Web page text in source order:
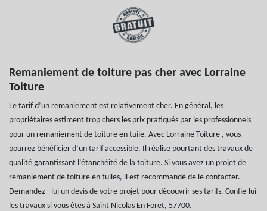
Remaniement de toiture pas cher avec Lorraine
Toiture
Le tarif d’un remaniement est relativement cher. En général, les
propriétaires estiment trop chers les prix pratiqués par les professionnels
pour un remaniement de toiture en tuile. Avec Lorraine Toiture , vous
pourrez bénéficier d’un tarif accessible. Il réalise pourtant des travaux de
qualité garantissant l’étanchéité de la toiture. Si vous avez un projet de
remaniement de toiture en tuiles, il est recommandé de le contacter.
Demandez –lui un devis de votre projet pour découvrir ses tarifs. Confie-lui
les travaux si vous êtes à Saint Nicolas En Foret, 57700.